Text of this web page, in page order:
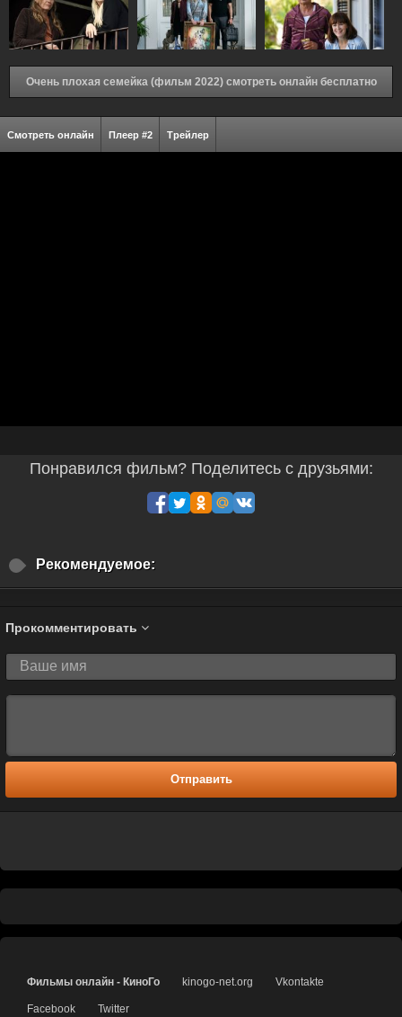
Очень плохая семейка (фильм 2022) смотреть онлайн бесплатно
Смотреть онлайн Плеер #2 Трейлер
Понравился фильм? Поделитесь с друзьями:
Рекомендуемое:
Прокомментировать
Отправить
Фильмы онлайн - КиноГо kinogo-net.org Vkontakte
Facebook Twitter